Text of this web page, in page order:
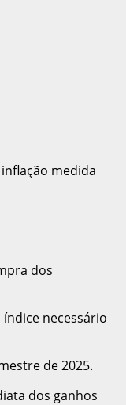
medida
dos
necessário
de 2025.
dos ganhos